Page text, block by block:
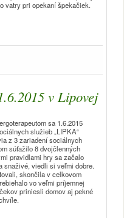
vatry pri opekaní špekačiek.
v Lipovej
sa 1.6.2015
služieb „LIPKA“
z 3 zariadení sociálnych
súťažilo 8 dvojčlenných
pravidlami hry sa začalo
snaživé, viedli si veľmi dobre.
skončila v celkovom
vo veľmi príjemnej
priniesli domov aj pekné